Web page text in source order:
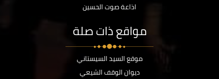
اذاعة صوت الحسين
مواقع ذات صلة
موقع السيد السيستاني
ديوان الوقف الشيعي